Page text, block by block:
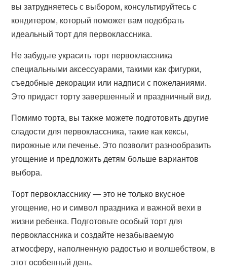
вы затрудняетесь с выбором, консультируйтесь с
кондитером, который поможет вам подобрать
идеальный торт для первоклассника.
Не забудьте украсить торт первоклассника
специальными аксессуарами, такими как фигурки,
съедобные декорации или надписи с пожеланиями.
Это придаст торту завершенный и праздничный вид.
Помимо торта, вы также можете подготовить другие
сладости для первоклассника, такие как кексы,
пирожные или печенье. Это позволит разнообразить
угощение и предложить детям больше вариантов
выбора.
Торт первокласснику — это не только вкусное
угощение, но и символ праздника и важной вехи в
жизни ребенка. Подготовьте особый торт для
первоклассника и создайте незабываемую
атмосферу, наполненную радостью и волшебством, в
этот особенный день.